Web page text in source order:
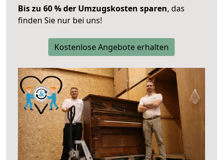
Bis zu 60 % der Umzugskosten sparen, das
finden Sie nur bei uns!
Kostenlose Angebote erhalten